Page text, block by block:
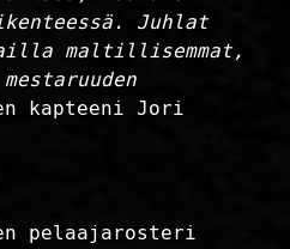
Juhlat
maltillisemmat,
kapteeni Jori
pelaajarosteri